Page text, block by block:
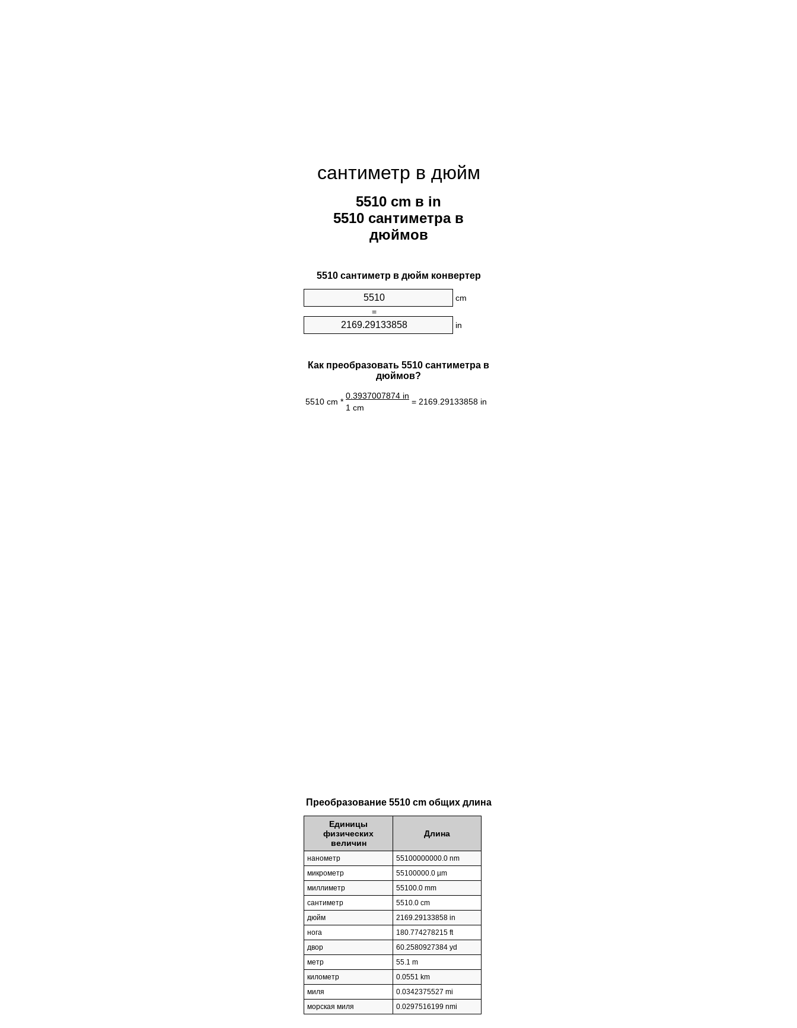
сантиметр в дюйм
5510 cm в in
5510 сантиметра в
дюймов
5510 сантиметр в дюйм конвертер
cm
=
in
Как преобразовать 5510 сантиметра в
дюймов?
5510 cm *
0.3937007874 in
= 2169.29133858 in
1 cm
Преобразование 5510 cm общих длина
Единицы
физических
величин
Длина
нанометр
55100000000.0 nm
микрометр
55100000.0 µm
миллиметр
55100.0 mm
сантиметр
5510.0 cm
дюйм
2169.29133858 in
нога
180.774278215 ft
двор
60.2580927384 yd
метр
55.1 m
километр
0.0551 km
миля
0.0342375527 mi
морская миля
0.0297516199 nmi